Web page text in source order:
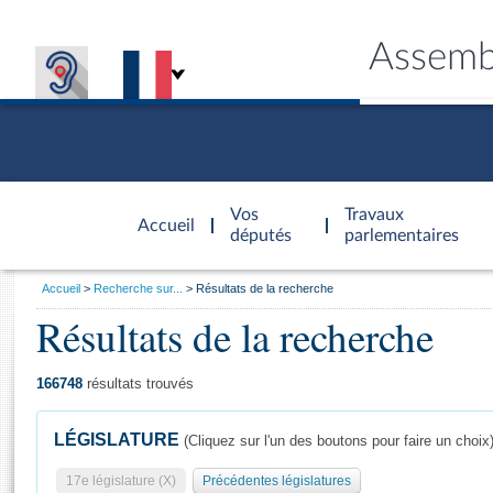
Accueil
d'accueil
Vos
députés
Travaux
parlementaires
Général
Vous
Accueil Recherche sur... Résultats de la recherche
Résultats de la recherche
166748 résultats trouvés
LÉGISLATURE (Cliquez sur l'un des boutons pour faire un choix)
17e législature (X) Précédentes législatures